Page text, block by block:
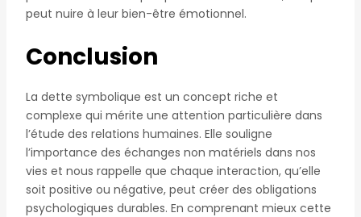
peut nuire à leur bien-être émotionnel.
Conclusion
La dette symbolique est un concept riche et
complexe qui mérite une attention particulière dans
l’étude des relations humaines. Elle souligne
l’importance des échanges non matériels dans nos
vies et nous rappelle que chaque interaction, qu’elle
soit positive ou négative, peut créer des obligations
psychologiques durables. En comprenant mieux cette